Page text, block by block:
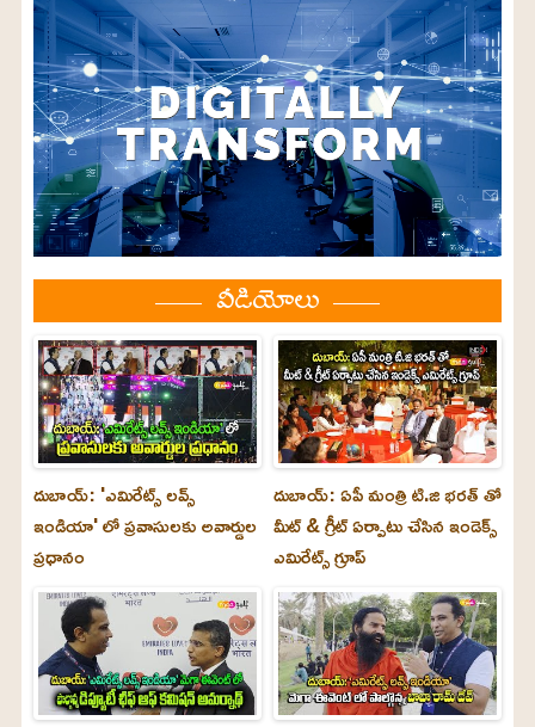
వీడియోలు
దుబాయ్: 'ఎమిరేట్స్ లవ్స్
ఇండియా' లో ప్రవాసులకు అవార్డుల
ప్రధానం
దుబాయ్: ఏపీ మంత్రి టి.జి భరత్ తో
మీట్ & గ్రీట్ ఏర్పాటు చేసిన ఇండెక్స్
ఎమిరేట్స్ గ్రూప్